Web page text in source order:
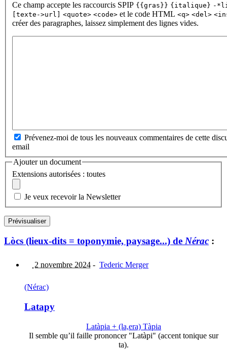
Ce champ accepte les raccourcis SPIP {{gras}} {italique} -
[texte->url]
<quote> <code> et le code HTML <q> <del>
créer des paragraphes, laissez simplement des lignes vides.
Prévenez-moi de tous les nouveaux commentaires de cette
email
Ajouter un document
Extensions autorisées : toutes
Je veux recevoir la Newsletter
Lòcs (lieux-dits = toponymie, paysage...) de Nérac :
2 novembre 2024 - Tederic Merger
(Nérac)
Latapy
Latàpia + (la,era) Tàpia
Il semble qu’il faille prononcer "Latàpi" (accent tonique sur
ta).